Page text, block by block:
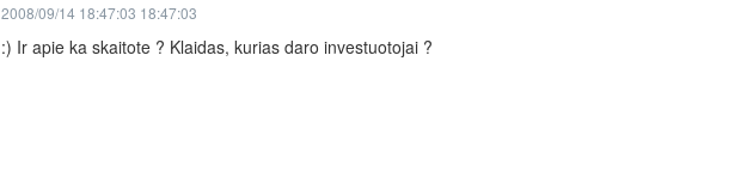
2008/09/14 18:47:03 18:47:03
:) Ir apie ka skaitote ? Klaidas, kurias daro investuotojai ?